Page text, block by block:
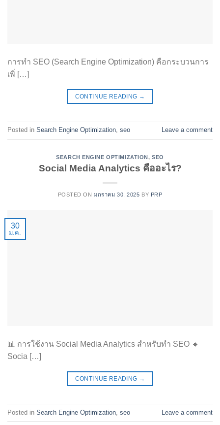
การทำ SEO (Search Engine Optimization) คือกระบวนการ
เพิ่ […]
CONTINUE READING →
Posted in Search Engine Optimization, seo Leave a comment
SEARCH ENGINE OPTIMIZATION, SEO
Social Media Analytics คืออะไร?
POSTED ONมกราคม 30, 2025 BY PRP
30
ม.ค.
📊 การใช้งาน Social Media Analytics สำหรับทำ SEO 🔹
Socia […]
CONTINUE READING →
Posted in Search Engine Optimization seo Leave a comment